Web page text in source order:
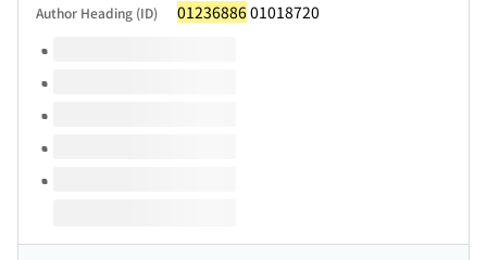
Author Heading (ID) 0123688601018720
Volumes of this title